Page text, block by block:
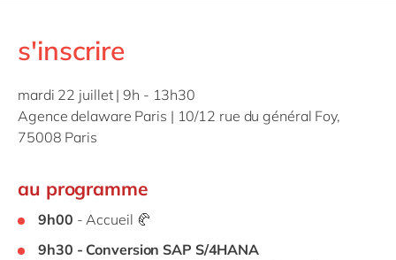
s'inscrire
mardi 22 juillet | 9h - 13h30
Agence delaware Paris | 10/12 rue du général Foy,
75008 Paris
au programme
9h00 - Accueil 🥐
9h30 - Conversion SAP S/4HANA